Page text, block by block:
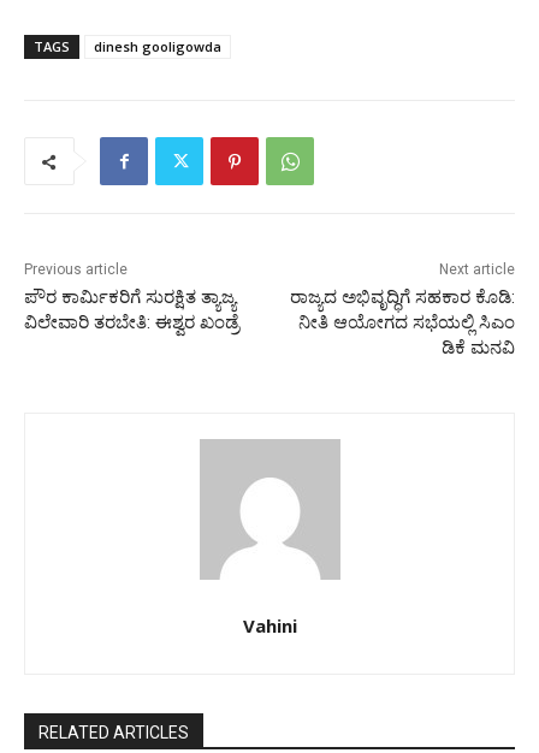
TAGS dinesh gooligowda
Previous article
ಪೌರ ಕಾರ್ಮಿಕರಿಗೆ ಸುರಕ್ಷಿತ ತ್ಯಾಜ್ಯ
ವಿಲೇವಾರಿ ತರಬೇತಿ: ಈಶ್ವರ ಖಂಡ್ರೆ
Next article
ರಾಜ್ಯದ ಅಭಿವೃದ್ಧಿಗೆ ಸಹಕಾರ ಕೊಡಿ:
ನೀತಿ ಆಯೋಗದ ಸಭೆಯಲ್ಲಿ ಸಿಎಂ
ಡಿಕೆ ಮನವಿ
Vahini
RELATED ARTICLES